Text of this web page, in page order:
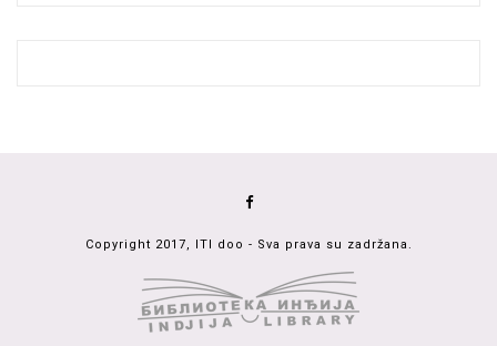
Copyright 2017, ITI doo - Sva prava su zadržana.